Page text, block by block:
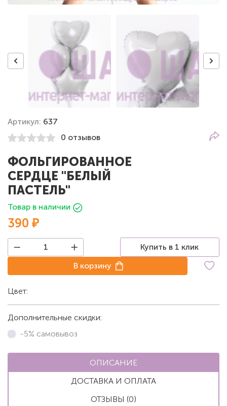
Артикул: 637
0 отзывов
ФОЛЬГИРОВАННОЕ
СЕРДЦЕ "БЕЛЫЙ
ПАСТЕЛЬ"
Товар в наличии
390 ₽
Купить в 1 клик
В корзину
Цвет:
Дополнительные скидки:
-5% самовывоз
ОПИСАНИЕ
ДОСТАВКА И ОПЛАТА
ОТЗЫВЫ (0)